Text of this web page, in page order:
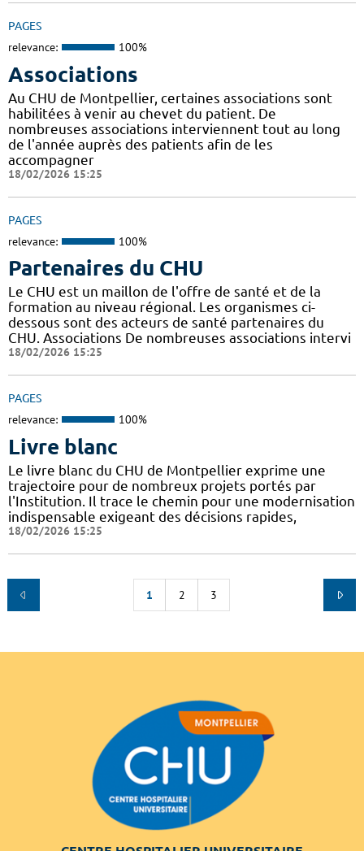
PAGES
relevance: 100%
Associations
Au CHU de Montpellier, certaines associations sont
habilitées à venir au chevet du patient. De
nombreuses associations interviennent tout au long
de l'année auprès des patients afin de les
accompagner
18/02/2026 15:25
PAGES
relevance: 100%
Partenaires du CHU
Le CHU est un maillon de l'offre de santé et de la
formation au niveau régional. Les organismes ci-
dessous sont des acteurs de santé partenaires du
CHU. Associations De nombreuses associations intervi
18/02/2026 15:25
PAGES
relevance: 100%
Livre blanc
Le livre blanc du CHU de Montpellier exprime une
trajectoire pour de nombreux projets portés par
l'Institution. Il trace le chemin pour une modernisation
indispensable exigeant des décisions rapides,
18/02/2026 15:25
1 2 3